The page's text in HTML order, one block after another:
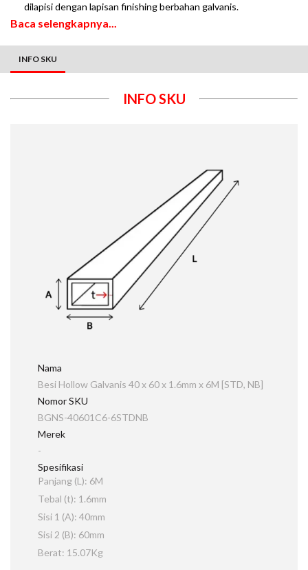
dilapisi dengan lapisan finishing berbahan galvanis.
Baca selengkapnya...
INFO SKU
INFO SKU
Nama
Besi Hollow Galvanis 40 x 60 x 1.6mm x 6M [STD, NB]
Nomor SKU
BGNS-40601C6-6STDNB
Merek
-
Spesifikasi
Panjang (L): 6M
Tebal (t): 1.6mm
Sisi 1 (A): 40mm
Sisi 2 (B): 60mm
Berat: 15.07Kg